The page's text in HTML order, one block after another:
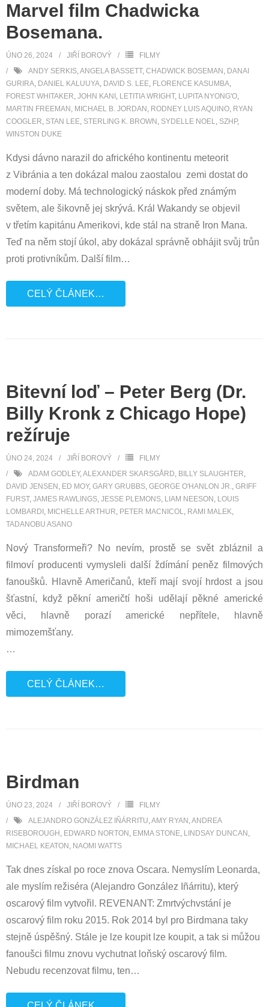
Marvel film Chadwicka
Bosemana.
ÚNO 26, 2024 JIŘÍ BOROVÝ
FILMY
ANDY SERKIS,ANGELA BASSETT, CHADWICK BOSEMAN , DANAI
GURIRA, DANIEL KALUUYA, DAVID S. LEE, FLORENCE KASUMBA,
FOREST WHITAKER, JOHN KANI , LETITIA WRIGHT, LUPITA NYONG'O,
MARTIN FREEMAN , MICHAEL B. JORDAN , RODNEY LUIS AQUINO, RYAN
COOGLER, STAN LEE, STERLING K. BROWN , SYDELLE NOEL, SZHP,
WINSTON DUKE
Kdysi dávno narazil do afrického kontinentu meteorit
z Vibránia a ten dokázal malou zaostalou zemi dostat do
moderní doby. Má technologický náskok před známým
světem, ale šikovně jej skrývá. Král Wakandy se objevil
v třetím kapitánu Amerikovi, kde stál na straně Iron Mana.
Teď na něm stojí úkol, aby dokázal správně obhájit svůj trůn
proti protivníkům. Další film…
CELÝ ČLÁNEK…
Bitevní loď – Peter Berg (Dr.
Billy Kronk z Chicago Hope)
režíruje
ÚNO 24, 2024 JIŘÍ BOROVÝ
FILMY
ADAM GODLEY,ALEXANDER SKARSGÅRD, BILLY SLAUGHTER,
DAVID JENSEN , ED MOY, GARY GRUBBS, GEORGE O'HANLON JR., GRIFF
FURST, JAMES RAWLINGS, JESSE PLEMONS, LIAM NEESON , LOUIS
LOMBARDI , MICHELLE ARTHUR, PETER MACNICOL, RAMI MALEK,
TADANOBU ASANO
Nový Transformeři? No nevím, prostě se svět zbláznil a
filmoví producenti vymysleli další ždímání peněz filmových
fanoušků. Hlavně Američanů, kteří mají svojí hrdost a jsou
šťastní, když pěkní američtí hoši udělají pěkné americké
věci, hlavně porazí americké nepřítele, hlavně
mimozemšťany.
…
CELÝ ČLÁNEK…
Birdman
ÚNO 23, 2024 JIŘÍ BOROVÝ
FILMY
ALEJANDRO GONZÁLEZ IÑÁRRITU,AMY RYAN ,ANDREA
RISEBOROUGH , EDWARD NORTON , EMMA STONE, LINDSAY DUNCAN ,
MICHAEL KEATON , NAOMI WATTS
Tak dnes získal po roce znova Oscara. Nemyslím Leonarda,
ale myslím režiséra (Alejandro González Iñárritu), který
oscarový film vytvořil. REVENANT: Zmrtvýchvstání je
oscarový film roku 2015. Rok 2014 byl pro Birdmana taky
stejně úspěšný. Stále je lze koupit lze koupit, a tak si můžou
fanoušci filmu znovu vychutnat loňský oscarový film.
Nebudu recenzovat filmu, ten…